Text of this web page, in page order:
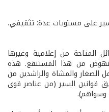
على مستويات عدة: تثقيفي،
المتاحة من إعلامية وغيرها
من هذا المستنقع. هذه
الصغار والمشاة والراشدين من
قوانين السير (من عناصر قوى
وسواهم).